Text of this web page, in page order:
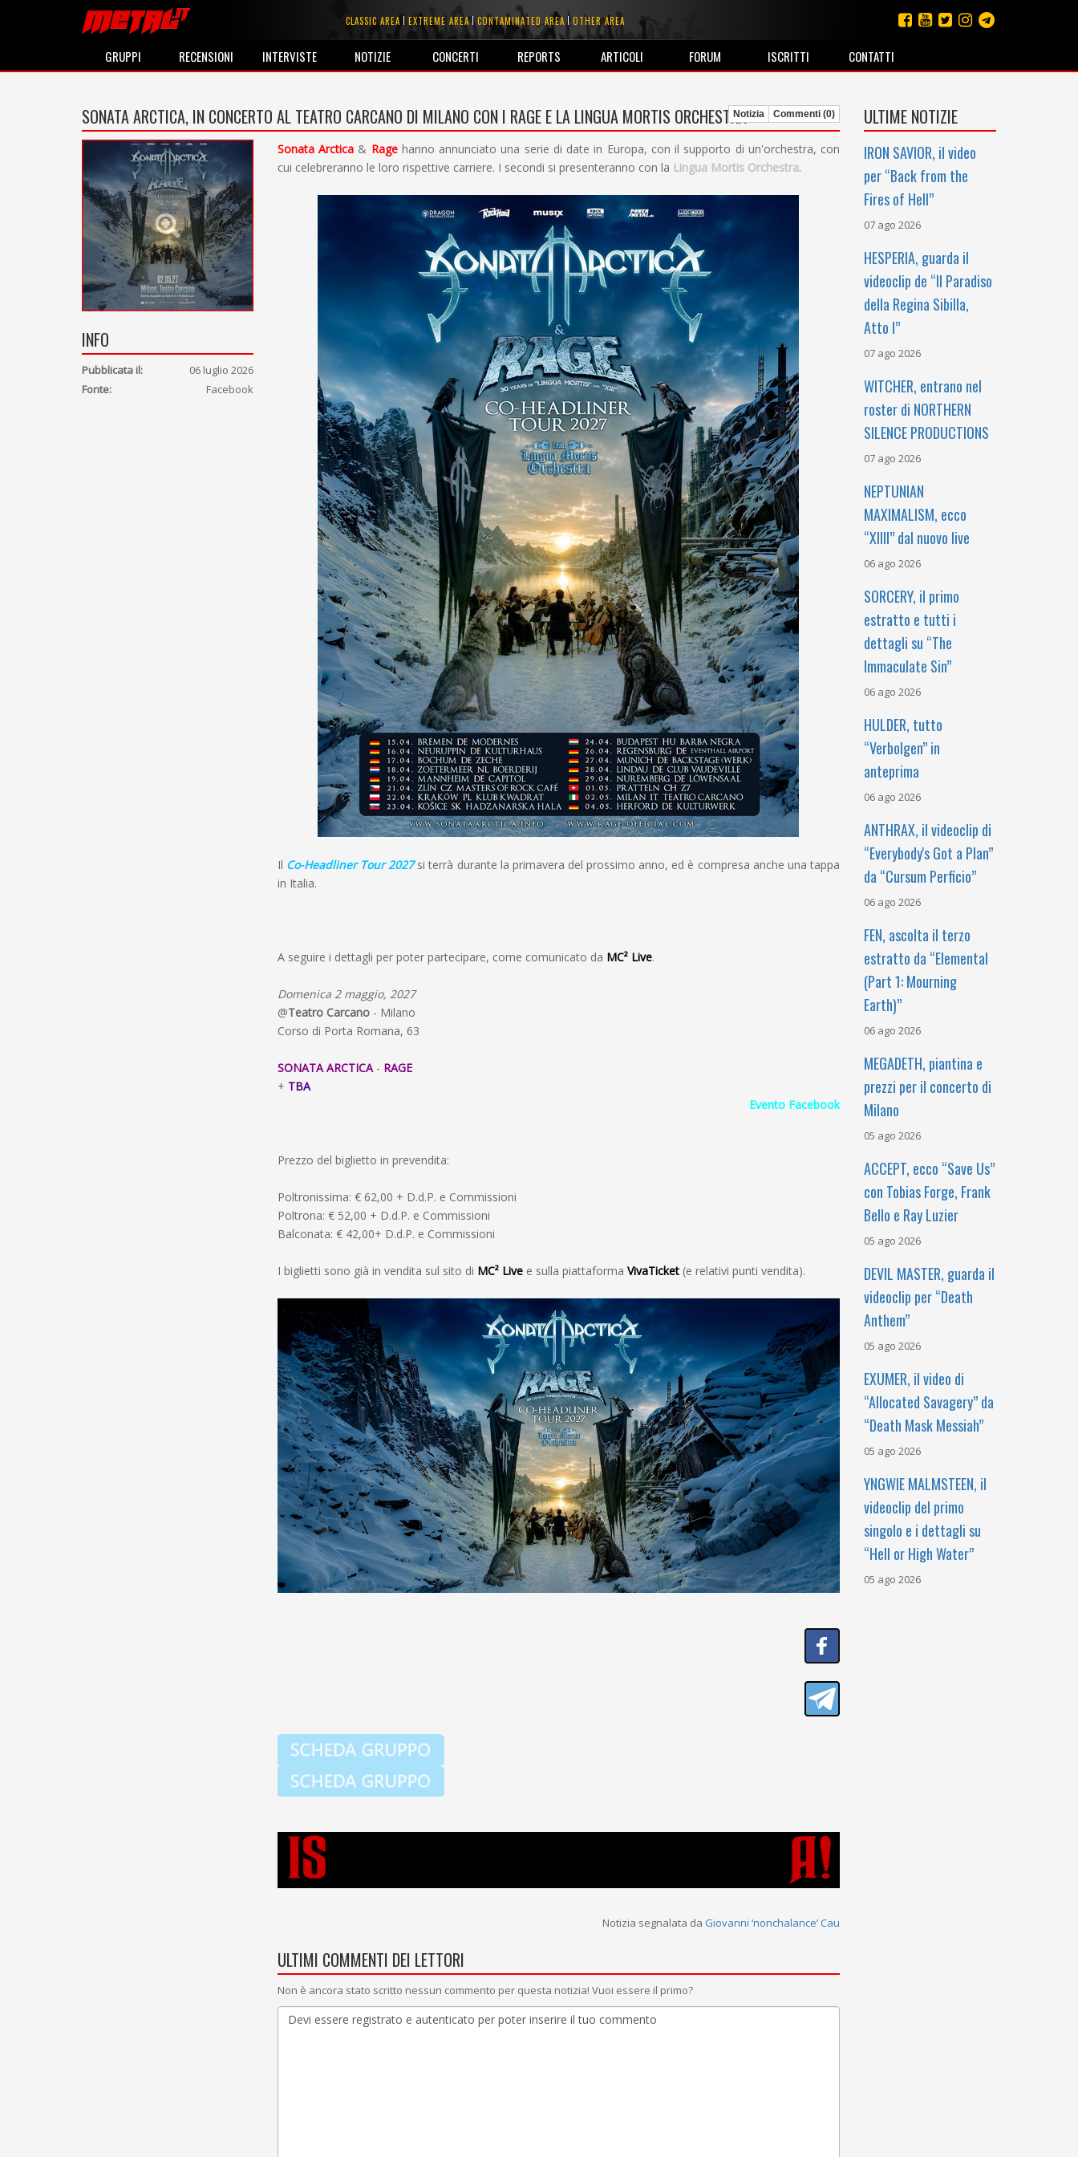
CLASSIC AREA EXTREME AREA CONTAMINATED AREA OTHER AREA
GRUPPI RECENSIONI INTERVISTE NOTIZIE CONCERTI REPORTS ARTICOLI FORUM ISCRITTI CONTATTI
SONATA ARCTICA, IN CONCERTO AL TEATRO CARCANO DI MILANO CON I RAGE E LA LINGUA MORTIS ORCHESTRANotizia Commenti (0)
INFO
Pubblicata il:
06 luglio 2026
Fonte:
Facebook
Sonata Arctica & Ragehanno annunciato una serie di date in Europa, con il supporto di un'orchestra, con
cui celebreranno le loro rispettive carriere. I secondi si presenteranno con la Lingua Mortis Orchestra.
Il Co-Headliner Tour 2027si terrà durante la primavera del prossimo anno, ed è compresa anche una tappa
in Italia.
A seguire i dettagli per poter partecipare, come comunicato da MC² Live.
Domenica 2 maggio, 2027
@Teatro Carcano- Milano
Corso di Porta Romana, 63
SONATA ARCTICA- RAGE
+ TBA
Evento Facebook
Prezzo del biglietto in prevendita:
Poltronissima: € 62,00 + D.d.P. e Commissioni
Poltrona: € 52,00 + D.d.P. e Commissioni
Balconata: € 42,00+ D.d.P. e Commissioni
I biglietti sono già in vendita sul sito di MC² Livee sulla piattaforma VivaTicket(e relativi punti vendita).
Notizia segnalata da Giovanni ‘nonchalance‘ Cau
ULTIMI COMMENTI DEI LETTORI
Non è ancora stato scritto nessun commento per questa notizia! Vuoi essere il primo?
ULTIME NOTIZIE
IRON SAVIOR, il video
per “Back from the
Fires of Hell”
07 ago 2026
HESPERIA, guarda il
videoclip de “Il Paradiso
della Regina Sibilla,
Atto I”
07 ago 2026
WITCHER, entrano nel
roster di NORTHERN
SILENCE PRODUCTIONS
07 ago 2026
NEPTUNIAN
MAXIMALISM, ecco
“XIIII” dal nuovo live
06 ago 2026
SORCERY, il primo
estratto e tutti i
dettagli su “The
Immaculate Sin”
06 ago 2026
HULDER, tutto
“Verbolgen” in
anteprima
06 ago 2026
ANTHRAX, il videoclip di
“Everybody's Got a Plan”
da “Cursum Perficio”
06 ago 2026
FEN, ascolta il terzo
estratto da “Elemental
(Part 1: Mourning
Earth)”
06 ago 2026
MEGADETH, piantina e
prezzi per il concerto di
Milano
05 ago 2026
ACCEPT, ecco “Save Us”
con Tobias Forge, Frank
Bello e Ray Luzier
05 ago 2026
DEVIL MASTER, guarda il
videoclip per “Death
Anthem”
05 ago 2026
EXUMER, il video di
“Allocated Savagery” da
“Death Mask Messiah”
05 ago 2026
YNGWIE MALMSTEEN, il
videoclip del primo
singolo e i dettagli su
“Hell or High Water”
05 ago 2026